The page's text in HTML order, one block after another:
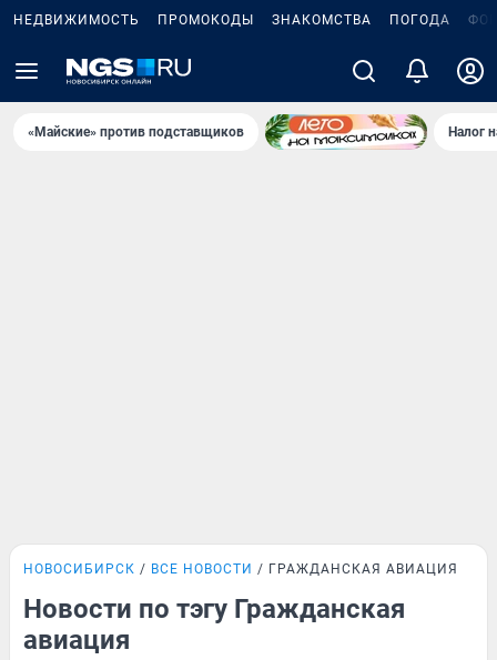
НЕДВИЖИМОСТЬ ПРОМОКОДЫ ЗНАКОМСТВА ПОГОДА
«Майские» против подставщиков Налог
НОВОСИБИРСК ВСЕ НОВОСТИ ГРАЖДАНСКАЯ АВИАЦИЯ
Новости по тэгу Гражданская
авиация